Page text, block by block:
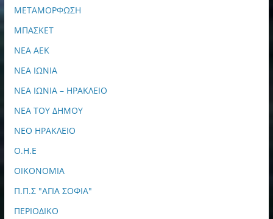
ΜΕΤΑΜΟΡΦΩΣΗ
ΜΠΑΣΚΕΤ
ΝΕΑ ΑΕΚ
ΝΕΑ ΙΩΝΙΑ
ΝΕΑ ΙΩΝΙΑ – ΗΡΑΚΛΕΙΟ
ΝΕΑ ΤΟΥ ΔΗΜΟΥ
ΝΕΟ ΗΡΑΚΛΕΙΟ
Ο.Η.Ε
ΟΙΚΟΝΟΜΙΑ
Π.Π.Σ "ΑΓΙΑ ΣΟΦΙΑ"
ΠΕΡΙΟΔΙΚΟ